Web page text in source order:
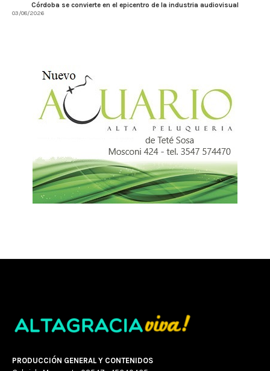
Córdoba se convierte en el epicentro de la industria audiovisual
03/08/2026
PRODUCCIÓN GENERAL Y CONTENIDOS